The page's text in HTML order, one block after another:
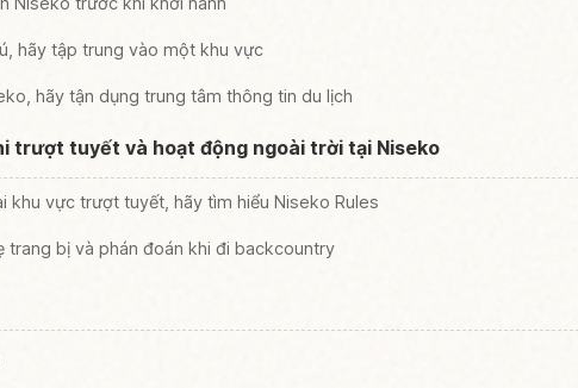
hãy tập trung vào một khu vực
hãy tận dụng trung tâm thông tin du lịch
trượt tuyết và hoạt động ngoài trời tại Niseko
khu vực trượt tuyết, hãy tìm hiểu Niseko Rules
trang bị và phán đoán khi đi backcountry